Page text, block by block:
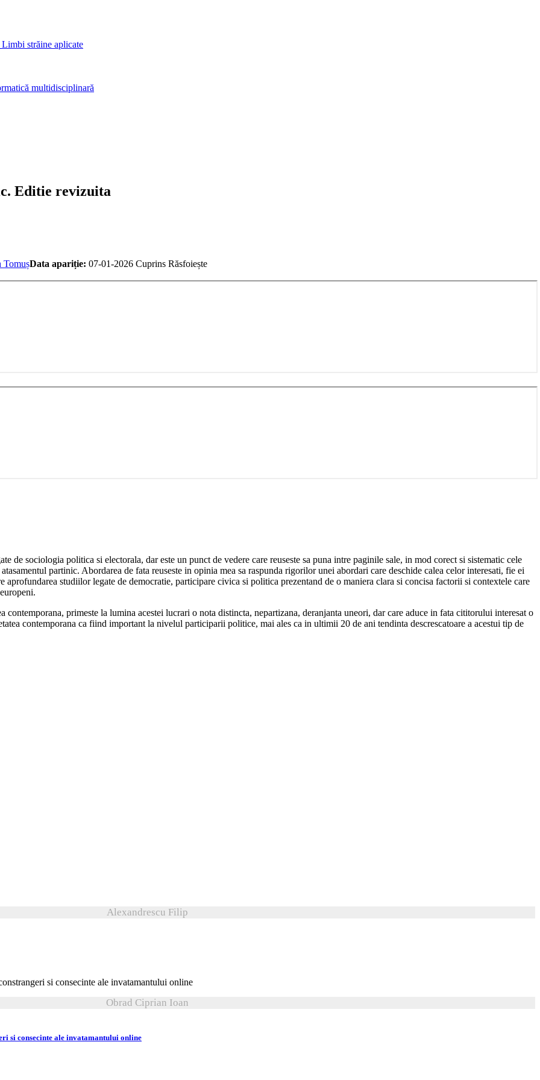
străine aplicate
multidisciplinară
Editie revizuita
TomușData apariție: 07-01-2026 Cuprins Răsfoiește
de sociologia politica si electorala, dar este un punct de vedere care reuseste sa puna intre paginile sale, in mod corect si sistematic cele
partinic. Abordarea de fata reuseste in opinia mea sa raspunda rigorilor unei abordari care deschide calea celor interesati, fie ei
studiilor legate de democratie, participare civica si politica prezentand de o maniera clara si concisa factorii si contextele care
primeste la lumina acestei lucrari o nota distincta, nepartizana, deranjanta uneori, dar care aduce in fata cititorului interesat o
contemporana ca fiind important la nivelul participarii politice, mai ales ca in ultimii 20 de ani tendinta descrescatoare a acestui tip de
Alexandrescu Filip
Obrad Ciprian Ioan
si consecinte ale invatamantului online